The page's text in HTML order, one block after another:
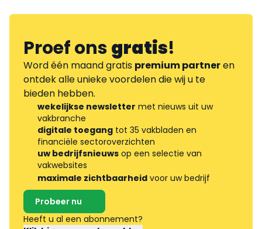
Proef onsgratis!
Word één maand gratis premium partneren
ontdek alle unieke voordelen die wij u te
bieden hebben.
wekelijkse newsletter met nieuws uit uw
vakbranche
digitale toegang tot 35 vakbladen en
financiële sectoroverzichten
uw bedrijfsnieuws op een selectie van
vakwebsites
maximale zichtbaarheid voor uw bedrijf
Probeer nu
Heeft u al een abonnement?